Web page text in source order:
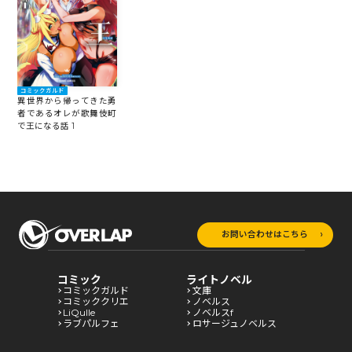
コミックガルド
異世界から帰ってきた勇
者であるオレが歌舞伎町
で王になる話 1
お問い合わせはこちら
コミック
コミックガルド
コミッククリエ
LiQulle
ラブパルフェ
ライトノベル
文庫
ノベルス
ノベルスf
ロサージュノベルス